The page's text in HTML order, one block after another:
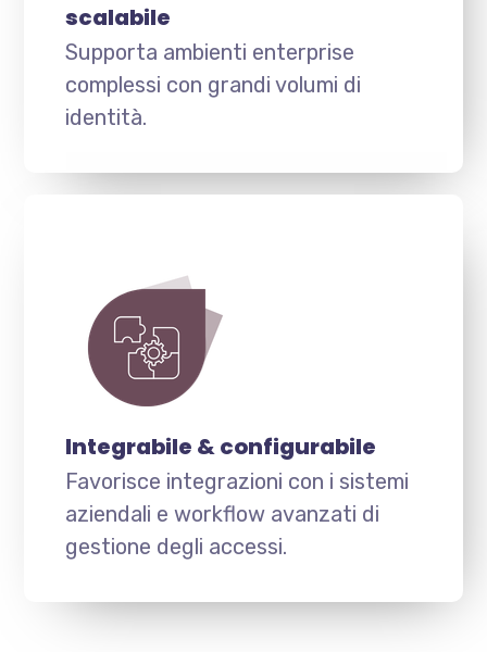
scalabile
Supporta ambienti enterprise
complessi con grandi volumi di
identità.
Integrabile & configurabile
Favorisce integrazioni con i sistemi
aziendali e workflow avanzati di
gestione degli accessi.